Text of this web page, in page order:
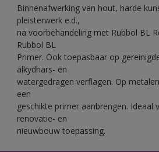
Binnenafwerking van hout, harde
pleisterwerk e.d.,
na voorbehandeling met Rubbol BL
Rubbol BL
Primer. Ook toepasbaar op
alkydhars- en
watergedragen verflagen. Op
een
geschikte primer aanbrengen. Ideaal
renovatie- en
nieuwbouw toepassing.